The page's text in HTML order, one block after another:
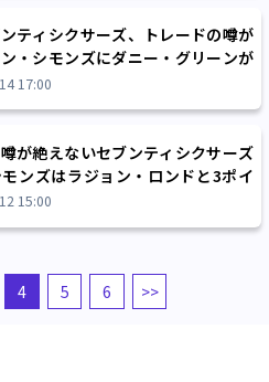
ティシクサーズ、トレードの噂が
・シモンズにダニー・グリーンが
えられることはある」
17:00
が絶えないセブンティシクサーズ
ンズはラジョン・ロンドと3ポイ
を特訓中
15:00
4 5 6 >>